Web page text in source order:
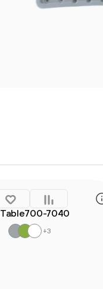
Table700-7040
+3